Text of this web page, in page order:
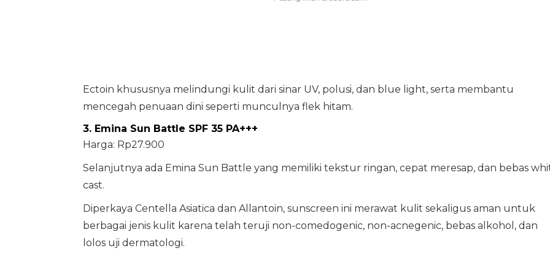
Ectoin khususnya melindungi kulit dari sinar UV, polusi, dan blue light, serta membantu
mencegah penuaan dini seperti munculnya flek hitam.
3. Emina Sun Battle SPF 35 PA+++
Harga: Rp27.900
Selanjutnya ada Emina Sun Battle yang memiliki tekstur ringan, cepat meresap, dan bebas
cast.
Diperkaya Centella Asiatica dan Allantoin, sunscreen ini merawat kulit sekaligus aman untuk
berbagai jenis kulit karena telah teruji non-comedogenic, non-acnegenic, bebas alkohol, dan
lolos uji dermatologi.